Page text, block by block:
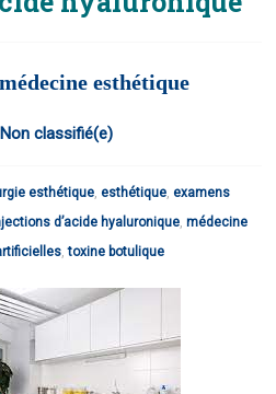
esthétique
Non classifié(e)
esthétique,esthétique,examens
d’acide hyaluronique,médecine
,toxine botulique